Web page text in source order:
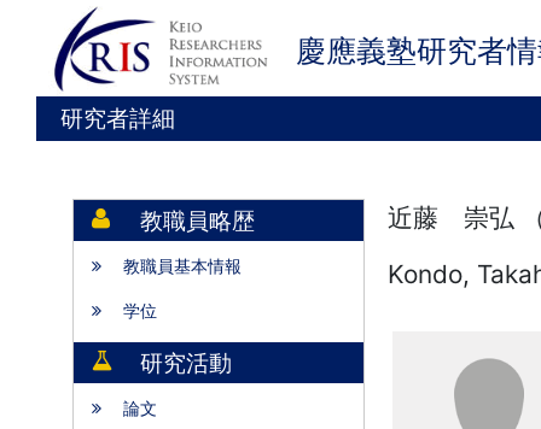
慶應義塾研究者
研究者詳細
教職員略歴
教職員基本情報
学位
研究活動
論文
近藤 崇弘
Kondo,